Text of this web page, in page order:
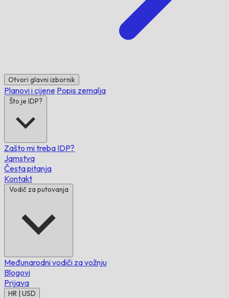
Otvori glavni izbornik
Planovi i cijene Popis zemalja
Što je IDP?
Zašto mi treba IDP?
Jamstva
Česta pitanja
Kontakt
Vodič za putovanja
Međunarodni vodiči za vožnju
Blogovi
Prijava
HR | USD